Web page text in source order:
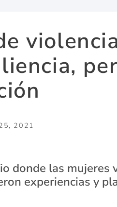
2021
donde las mujeres
experiencias y